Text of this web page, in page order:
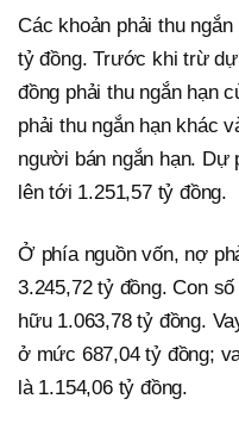
Các khoản phải thu
tỷ đồng. Trước khi trừ
đồng phải thu ngắn hạn
phải thu ngắn hạn khác
người bán ngắn hạn. Dự
lên tới 1.251,57 tỷ đồng.
Ở phía nguồn vốn, nợ
3.245,72 tỷ đồng. Con
hữu 1.063,78 tỷ đồng.
ở mức 687,04 tỷ đồng;
là 1.154,06 tỷ đồng.